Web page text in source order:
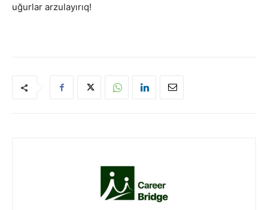
uğurlar arzulayırıq!